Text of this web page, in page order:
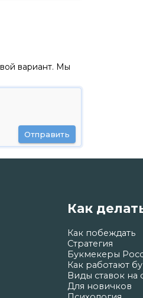
вариант. Мы
Отправить
Как
Как побеждать
Стратегия
Букмекеры
Как работают
Виды ставок на
Для новичков